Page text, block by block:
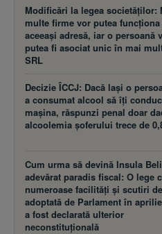
Modificări la legea societăţilor:
multe firme vor putea
aceeaşi adresă, iar o persoană
putea fi asociat unic în mai
SRL
Decizie ÎCCJ: Dacă laşi o
a consumat alcool să îţi
maşina, răspunzi penal doar
alcoolemia şoferului trece de
Cum urma să devină Insula
adevărat paradis fiscal: O lege
numeroase facilităţi şi scutiri
adoptată de Parlament în
a fost declarată ulterior
neconstituţională